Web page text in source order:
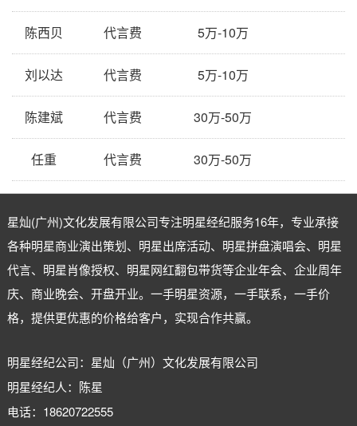
陈西贝 代言费 5万-10万
刘以达 代言费 5万-10万
陈建斌 代言费 30万-50万
任重 代言费 30万-50万
星灿(广州)文化发展有限公司专注明星经纪服务16年，专业承接
各种明星商业演出策划、明星出席活动、明星拼盘演唱会、明星
代言、明星肖像授权、明星网红翻包带货等企业年会、企业周年
庆、商业晚会、开盘开业。一手明星资源，一手联系，一手价
格，提供更优惠的价格给客户，实现合作共赢。
明星经纪公司：星灿（广州）文化发展有限公司
明星经纪人：陈星
电话：18620722555